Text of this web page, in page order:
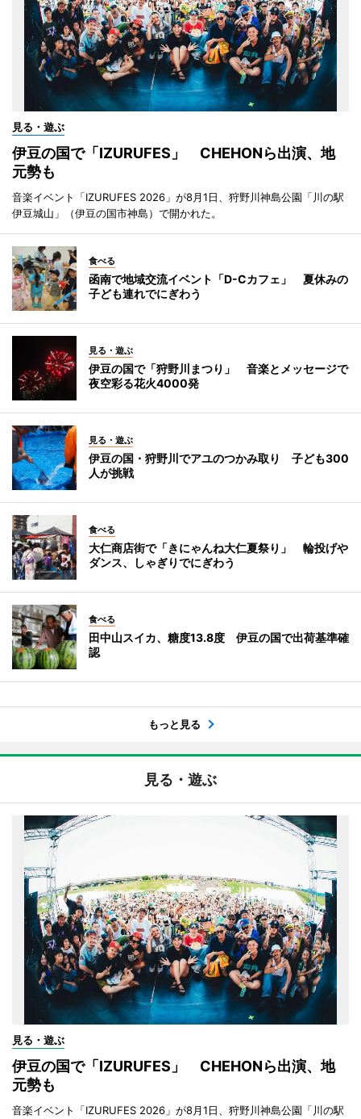
見る・遊ぶ
伊豆の国で「IZURUFES」 CHEHONら出演、地
元勢も
音楽イベント「IZURUFES 2026」が8月1日、狩野川神島公園「川の駅
伊豆城山」（伊豆の国市神島）で開かれた。
食べる
函南で地域交流イベント「D-Cカフェ」 夏休みの
子ども連れでにぎわう
見る・遊ぶ
伊豆の国で「狩野川まつり」 音楽とメッセージで
夜空彩る花火4000発
見る・遊ぶ
伊豆の国・狩野川でアユのつかみ取り 子ども300
人が挑戦
食べる
大仁商店街で「きにゃんね大仁夏祭り」 輪投げや
ダンス、しゃぎりでにぎわう
食べる
田中山スイカ、糖度13.8度 伊豆の国で出荷基準確
認
もっと見る
見る・遊ぶ
見る・遊ぶ
伊豆の国で「IZURUFES」 CHEHONら出演、地
元勢も
音楽イベント「IZURUFES 2026」が8月1日、狩野川神島公園「川の駅